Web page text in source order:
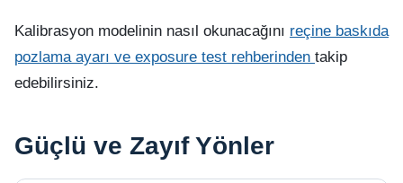
Kalibrasyon modelinin nasıl okunacağını reçine baskıda
pozlama ayarı ve exposure test rehberinden takip
edebilirsiniz.
Güçlü ve Zayıf Yönler